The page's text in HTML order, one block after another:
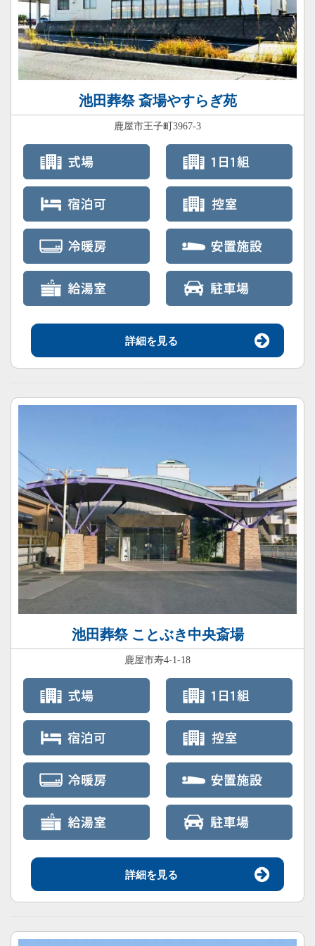
池田葬祭 斎場やすらぎ苑
鹿屋市王子町3967-3
詳細を見る
池田葬祭 ことぶき中央斎場
鹿屋市寿4-1-18
詳細を見る